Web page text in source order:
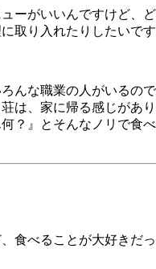
ーがいいんですけど
取り入れたりしたいです
んな職業の人がいるの
は、家に帰る感じが
？』とそんなノリで
べることが大好きだ